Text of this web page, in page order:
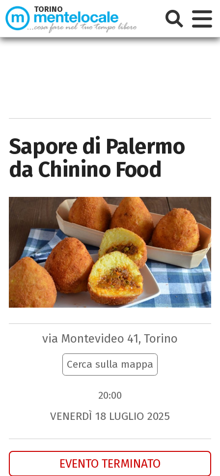
Sapore di Palermo
da Chinino Food
via Montevideo 41, Torino
Cerca sulla mappa
20:00
VENERDÌ 18 LUGLIO 2025
EVENTO TERMINATO
TORINO